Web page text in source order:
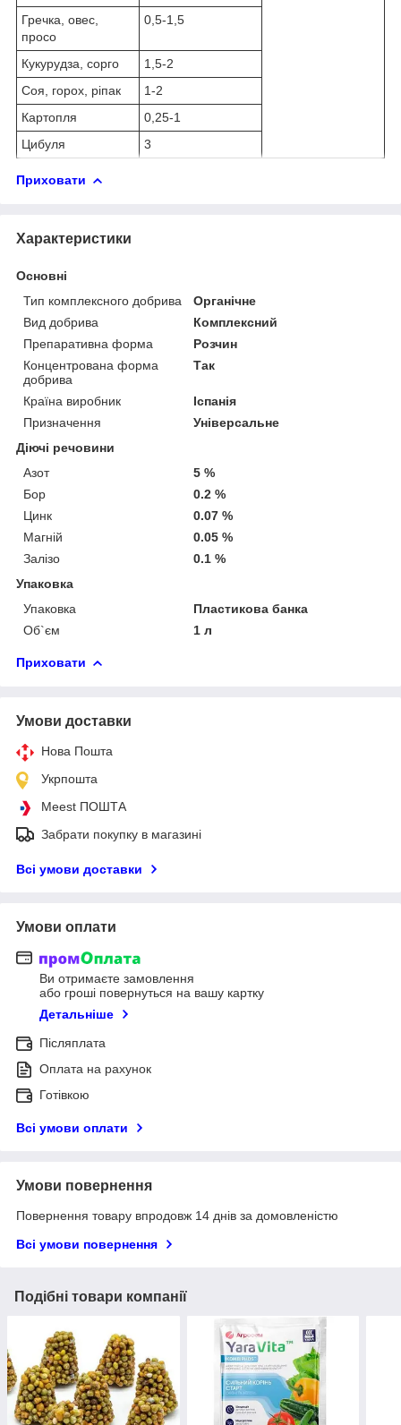
Гречка, овес,
просо
0,5-1,5
Кукурудза, сорго
1,5-2
Соя, горох, ріпак
1-2
Картопля
0,25-1
Цибуля
3
Приховати
Характеристики
Основні
Тип комплексного добрива
Органічне
Вид добрива
Комплексний
Препаративна форма
Розчин
Концентрована форма
добрива
Так
Країна виробник
Іспанія
Призначення
Універсальне
Діючі речовини
Азот
5 %
Бор
0.2 %
Цинк
0.07 %
Магній
0.05 %
Залізо
0.1 %
Упаковка
Упаковка
Пластикова банка
Об`єм
1 л
Приховати
Умови доставки
Нова Пошта
Укрпошта
Meest ПОШТА
Забрати покупку в магазині
Всі умови доставки
Умови оплати
Ви отримаєте замовлення
або гроші повернуться на вашу картку
Детальніше
Післяплата
Оплата на рахунок
Готівкою
Всі умови оплати
Умови повернення
Повернення товару впродовж 14 днів за домовленістю
Всі умови повернення
Подібні товари компанії